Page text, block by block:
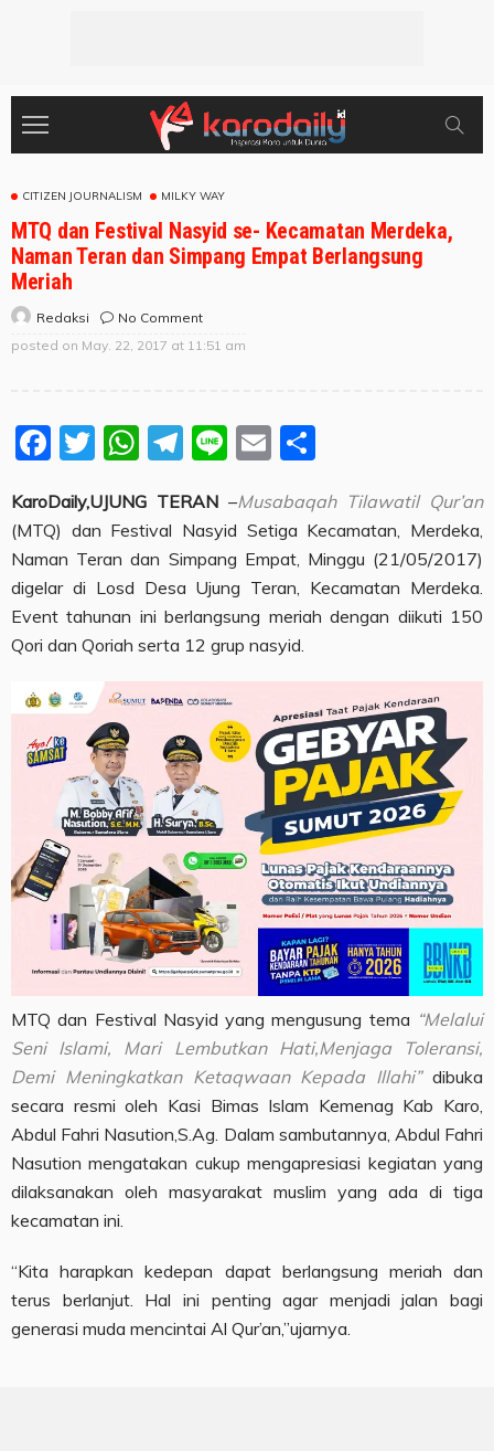
CITIZEN JOURNALISM MILKY WAY
MTQ dan Festival Nasyid se- Kecamatan Merdeka,
Naman Teran dan Simpang Empat Berlangsung
Meriah
Redaksi
No Comment
posted on May. 22, 2017 at 11:51 am
Facebook
Twitter
WhatsApp
Telegram
LineEmail
KaroDaily,UJUNG TERAN –Musabaqah Tilawatil Qur’an
(MTQ) dan Festival Nasyid Setiga Kecamatan, Merdeka,
Naman Teran dan Simpang Empat, Minggu (21/05/2017)
digelar di Losd Desa Ujung Teran, Kecamatan Merdeka.
Event tahunan ini berlangsung meriah dengan diikuti 150
Qori dan Qoriah serta 12 grup nasyid.
MTQ dan Festival Nasyid yang mengusung tema “Melalui
Seni Islami, Mari Lembutkan Hati,Menjaga Toleransi,
Demi Meningkatkan Ketaqwaan Kepada Illahi”dibuka
secara resmi oleh Kasi Bimas Islam Kemenag Kab Karo,
Abdul Fahri Nasution,S.Ag. Dalam sambutannya, Abdul Fahri
Nasution mengatakan cukup mengapresiasi kegiatan yang
dilaksanakan oleh masyarakat muslim yang ada di tiga
kecamatan ini.
“Kita harapkan kedepan dapat berlangsung meriah dan
terus berlanjut. Hal ini penting agar menjadi jalan bagi
generasi muda mencintai Al Qur’an,”ujarnya.